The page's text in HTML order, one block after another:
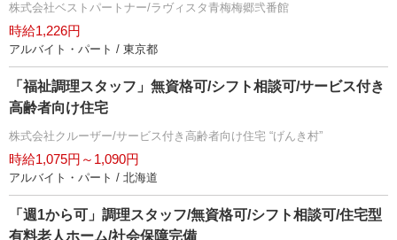
株式会社ベストパートナー/ラヴィスタ青梅梅郷弐番館
時給1,226円
アルバイト・パート / 東京都
「福祉調理スタッフ」無資格可/シフト相談可/サービス付き
高齢者向け住宅
株式会社クルーザー/サービス付き高齢者向け住宅 “げんき村”
時給1,075円～1,090円
アルバイト・パート / 北海道
「週1から可」調理スタッフ/無資格可/シフト相談可/住宅型
有料老人ホーム/社会保障完備